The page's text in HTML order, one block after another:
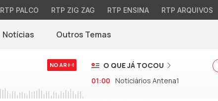
RTP PALCO RTP ZIG ZAG RTP ENSINA RTP ARQUIVOS
Notícias(abre em nova janela)
Outros Temas
NO AR
O QUE JÁ TOCOU
01:00 Noticiários Antena1